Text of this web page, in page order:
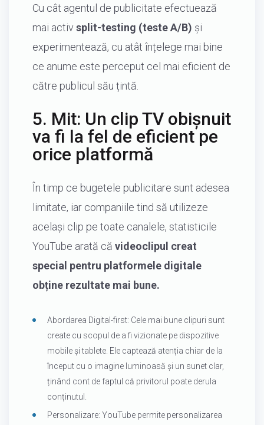
Cu cât agentul de publicitate efectuează
mai activsplit-testing (teste A/B) și
experimentează, cu atât înțelege mai bine
ce anume este perceput cel mai eficient de
către publicul său țintă.
5. Mit: Un clip TV obișnuit
va fi la fel de eficient pe
orice platformă
În timp ce bugetele publicitare sunt adesea
limitate, iar companiile tind să utilizeze
același clip pe toate canalele, statisticile
YouTube arată că videoclipul creat
special pentru platformele digitale
obține rezultate mai bune.
Abordarea Digital-first: Cele mai bune clipuri sunt
create cu scopul de a fi vizionate pe dispozitive
mobile și tablete. Ele captează atenția chiar de la
început cu o imagine luminoasă și un sunet clar,
ținând cont de faptul că privitorul poate derula
conținutul.
Personalizare: YouTube permite personalizarea